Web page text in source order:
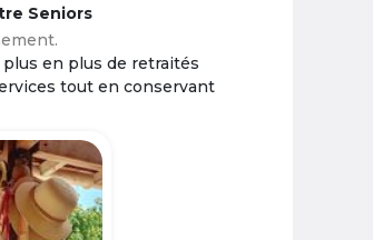
Seniors
en plus de retraités
tout en conservant